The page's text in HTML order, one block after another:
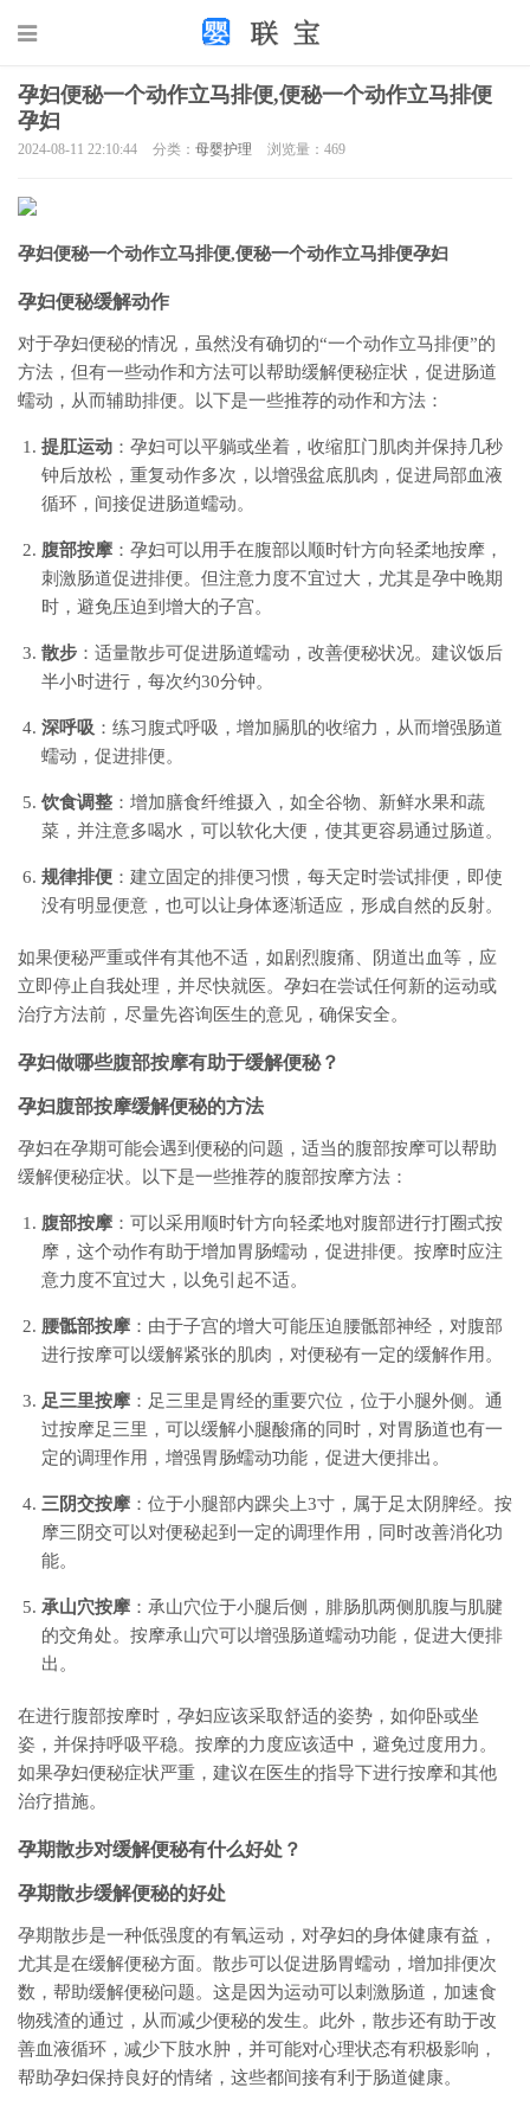
孕妇便秘一个动作立马排便,便秘一个动作立马排便
孕妇
2024-08-11 22:10:44 分类： 母婴护理 浏览量：469
孕妇便秘一个动作立马排便,便秘一个动作立马排便孕妇
孕妇便秘缓解动作
对于孕妇便秘的情况，虽然没有确切的“一个动作立马排便”的
方法，但有一些动作和方法可以帮助缓解便秘症状，促进肠道
蠕动，从而辅助排便。以下是一些推荐的动作和方法：
提肛运动 ：孕妇可以平躺或坐着，收缩肛门肌肉并保持几秒
钟后放松，重复动作多次，以增强盆底肌肉，促进局部血液
循环，间接促进肠道蠕动。
腹部按摩 ：孕妇可以用手在腹部以顺时针方向轻柔地按摩，
刺激肠道促进排便。但注意力度不宜过大，尤其是孕中晚期
时，避免压迫到增大的子宫。
散步 ：适量散步可促进肠道蠕动，改善便秘状况。建议饭后
半小时进行，每次约30分钟。
深呼吸 ：练习腹式呼吸，增加膈肌的收缩力，从而增强肠道
蠕动，促进排便。
饮食调整 ：增加膳食纤维摄入，如全谷物、新鲜水果和蔬
菜，并注意多喝水，可以软化大便，使其更容易通过肠道。
规律排便 ：建立固定的排便习惯，每天定时尝试排便，即使
没有明显便意，也可以让身体逐渐适应，形成自然的反射。
如果便秘严重或伴有其他不适，如剧烈腹痛、阴道出血等，应
立即停止自我处理，并尽快就医。孕妇在尝试任何新的运动或
治疗方法前，尽量先咨询医生的意见，确保安全。
孕妇做哪些腹部按摩有助于缓解便秘？
孕妇腹部按摩缓解便秘的方法
孕妇在孕期可能会遇到便秘的问题，适当的腹部按摩可以帮助
缓解便秘症状。以下是一些推荐的腹部按摩方法：
腹部按摩 ：可以采用顺时针方向轻柔地对腹部进行打圈式按
摩，这个动作有助于增加胃肠蠕动，促进排便。按摩时应注
意力度不宜过大，以免引起不适。
腰骶部按摩 ：由于子宫的增大可能压迫腰骶部神经，对腹部
进行按摩可以缓解紧张的肌肉，对便秘有一定的缓解作用。
足三里按摩 ：足三里是胃经的重要穴位，位于小腿外侧。通
过按摩足三里，可以缓解小腿酸痛的同时，对胃肠道也有一
定的调理作用，增强胃肠蠕动功能，促进大便排出。
三阴交按摩 ：位于小腿部内踝尖上3寸，属于足太阴脾经。按
摩三阴交可以对便秘起到一定的调理作用，同时改善消化功
能。
承山穴按摩 ：承山穴位于小腿后侧，腓肠肌两侧肌腹与肌腱
的交角处。按摩承山穴可以增强肠道蠕动功能，促进大便排
出。
在进行腹部按摩时，孕妇应该采取舒适的姿势，如仰卧或坐
姿，并保持呼吸平稳。按摩的力度应该适中，避免过度用力。
如果孕妇便秘症状严重，建议在医生的指导下进行按摩和其他
治疗措施。
孕期散步对缓解便秘有什么好处？
孕期散步缓解便秘的好处
孕期散步是一种低强度的有氧运动，对孕妇的身体健康有益，
尤其是在缓解便秘方面。散步可以促进肠胃蠕动，增加排便次
数，帮助缓解便秘问题。这是因为运动可以刺激肠道，加速食
物残渣的通过，从而减少便秘的发生。此外，散步还有助于改
善血液循环，减少下肢水肿，并可能对心理状态有积极影响，
帮助孕妇保持良好的情绪，这些都间接有利于肠道健康。